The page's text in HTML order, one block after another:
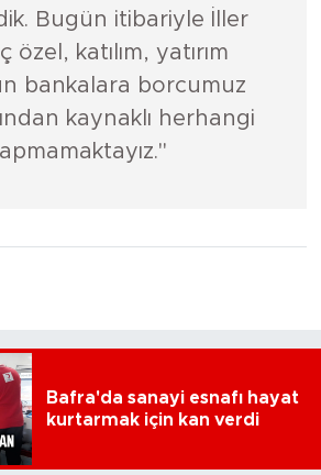
Bugün itibariyle İller
özel, katılım, yatırım
bankalara borcumuz
kaynaklı herhangi
Bafra'da sanayi esnafı hayat
kurtarmak için kan verdi